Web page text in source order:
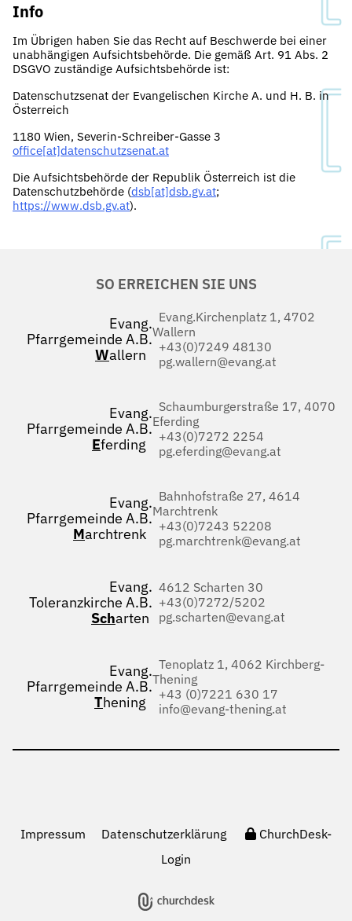
Info
Im Übrigen haben Sie das Recht auf Beschwerde bei einer
unabhängigen Aufsichtsbehörde. Die gemäß Art. 91 Abs. 2
DSGVO zuständige Aufsichtsbehörde ist:
Datenschutzsenat der Evangelischen Kirche A. und H. B. in
Österreich
1180 Wien, Severin-Schreiber-Gasse 3
office[at]datenschutzsenat.at
Die Aufsichtsbehörde der Republik Österreich ist die
Datenschutzbehörde (dsb[at]dsb.gv.at;
https://www.dsb.gv.at).
SO ERREICHEN SIE UNS
Evang.
Pfarrgemeinde A.B.
Wallern
Evang.Kirchenplatz 1, 4702
Wallern
+43(0)7249 48130
pg.wallern@evang.at
Evang.
Pfarrgemeinde A.B.
Eferding
Schaumburgerstraße 17, 4070
Eferding
+43(0)7272 2254
pg.eferding@evang.at
Evang.
Pfarrgemeinde A.B.
Marchtrenk
Bahnhofstraße 27, 4614
Marchtrenk
+43(0)7243 52208
pg.marchtrenk@evang.at
Evang.
Toleranzkirche A.B.
Scharten
4612 Scharten 30
+43(0)7272/5202
pg.scharten@evang.at
Evang.
Pfarrgemeinde A.B.
Thening
Tenoplatz 1, 4062 Kirchberg-
Thening
+43 (0)7221 630 17
info@evang-thening.at
Impressum Datenschutzerklärung
ChurchDesk-
Login